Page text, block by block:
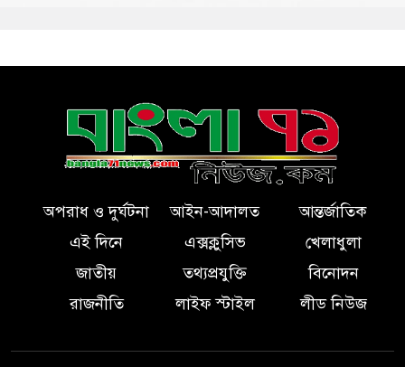
অপরাধ ও দুর্ঘটনা আইন-আদালত
আন্তর্জাতিক
এই দিনে
এক্সক্লুসিভ
খেলাধুলা
জাতীয়
তথ্যপ্রযুক্তি
বিনোদন
রাজনীতি
লাইফ স্টাইল লীড নিউজ